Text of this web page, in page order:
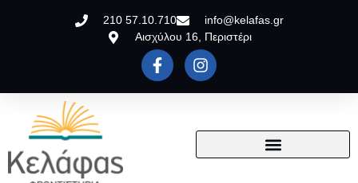
210 57.10.710
info@kelafas.gr
Αισχύλου 16, Περιστέρι